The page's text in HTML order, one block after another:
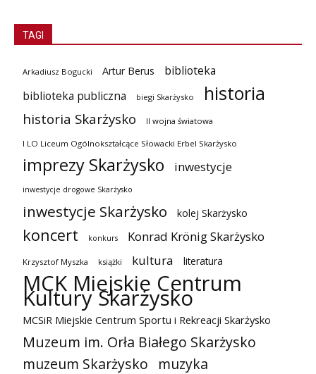
TAGI
Arkadiusz Bogucki Artur Berus
biblioteka
biblioteka publiczna
biegi Skarżysko historia
historia Skarżysko II wojna światowa
I LO Liceum Ogólnokształcące Słowacki Erbel Skarżysko
imprezy Skarżysko inwestycje
inwestycje drogowe Skarżysko
inwestycje Skarżysko kolej Skarżysko
koncert konkurs Konrad Krönig Skarżysko
Krzysztof Myszka książki kultura literatura
MCK Miejskie Centrum
Kultury Skarżysko
MCSiR Miejskie Centrum Sportu i Rekreacji Skarżysko
Muzeum im. Orła Białego Skarżysko
muzeum Skarżysko
muzyka